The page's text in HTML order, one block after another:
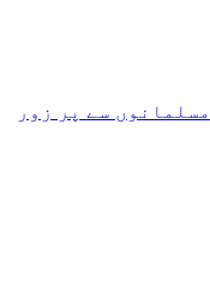
سے پر زور